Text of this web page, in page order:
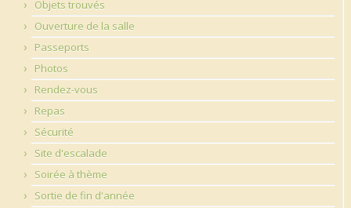
Objets trouvés
Ouverture de la salle
Passeports
Photos
Rendez-vous
Repas
Sécurité
Site d'escalade
Soirée à thème
Sortie de fin d'année